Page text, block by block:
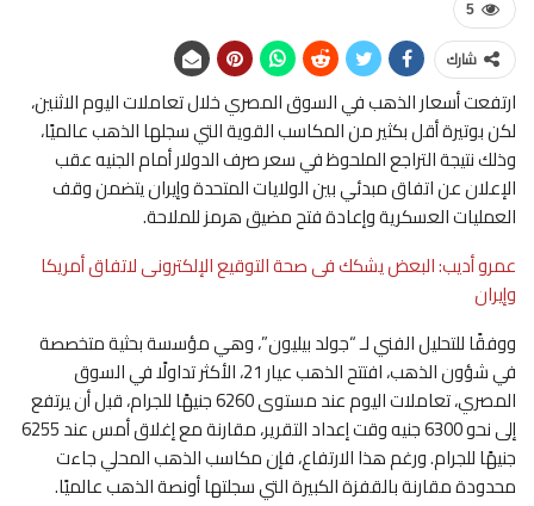
5
شارك
ارتفعت أسعار الذهب في السوق المصري خلال تعاملات اليوم الاثنين،
لكن بوتيرة أقل بكثير من المكاسب القوية التي سجلها الذهب عالميًا،
وذلك نتيجة التراجع الملحوظ في سعر صرف الدولار أمام الجنيه عقب
الإعلان عن اتفاق مبدئي بين الولايات المتحدة وإيران يتضمن وقف
العمليات العسكرية وإعادة فتح مضيق هرمز للملاحة.
عمرو أديب: البعض يشكك فى صحة التوقيع الإلكترونى لاتفاق أمريكا
وإيران
ووفقًا للتحليل الفني لـ “جولد بيليون”، وهي مؤسسة بحثية متخصصة
في شؤون الذهب، افتتح الذهب عيار 21، الأكثر تداولًا في السوق
المصري، تعاملات اليوم عند مستوى 6260 جنيهًا للجرام، قبل أن يرتفع
إلى نحو 6300 جنيه وقت إعداد التقرير، مقارنة مع إغلاق أمس عند 6255
جنيهًا للجرام. ورغم هذا الارتفاع، فإن مكاسب الذهب المحلي جاءت
محدودة مقارنة بالقفزة الكبيرة التي سجلتها أونصة الذهب عالميًا.